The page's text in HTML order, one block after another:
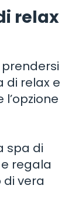
relax
di relax e
spa di
regala
vera